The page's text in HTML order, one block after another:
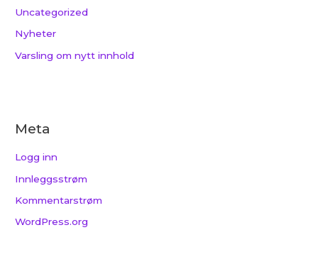
Uncategorized
Nyheter
Varsling om nytt innhold
Meta
Logg inn
Innleggsstrøm
Kommentarstrøm
WordPress.org